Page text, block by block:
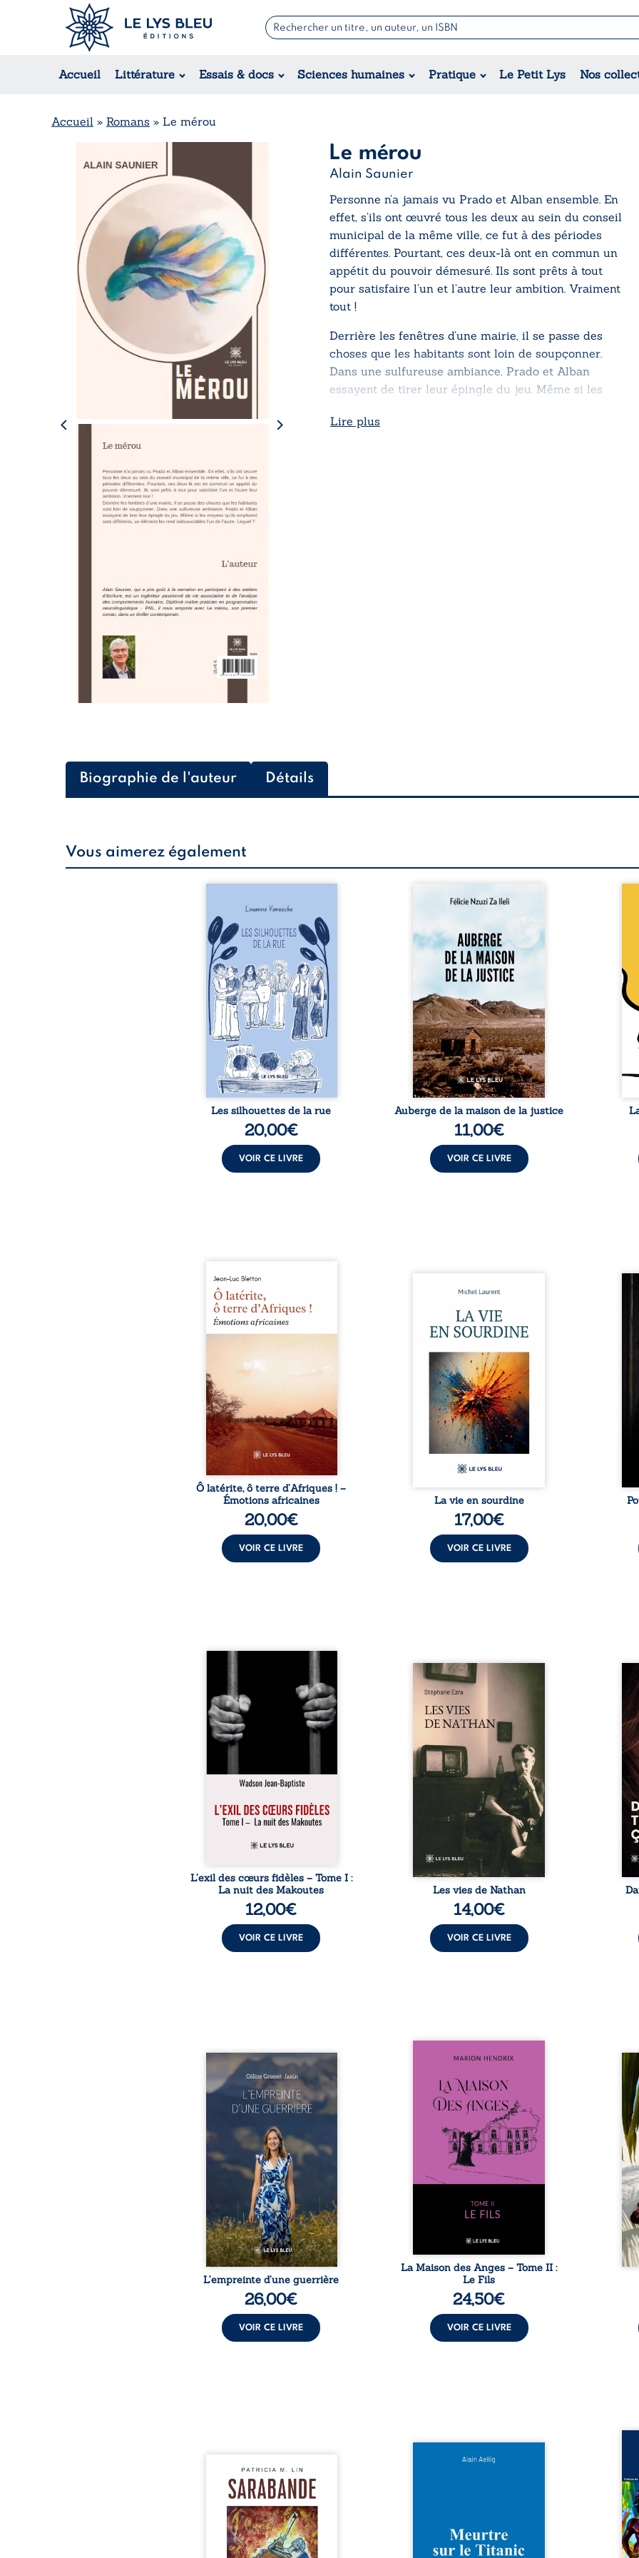
Accueil Littérature Essais & docs Sciences humaines Pratique Le Petit Lys Nos
Romans
Suspense / Thriller / Policier
Romance
Jeunesse
Théâtre
Accueil » Romans » Le mérou
Le mérou
Alain Saunier
Personne n’a jamais vu Prado et Alban ensemble. En
effet, s’ils ont œuvré tous les deux au sein du conseil
municipal de la même ville, ce fut à des périodes
différentes. Pourtant, ces deux-là ont en commun un
appétit du pouvoir démesuré. Ils sont prêts à tout
pour satisfaire l’un et l’autre leur ambition. Vraiment
tout !
Derrière les fenêtres d’une mairie, il se passe des
choses que les habitants sont loin de soupçonner.
Dans une sulfureuse ambiance, Prado et Alban
essayent de tirer leur épingle du jeu. Même si les
les rend indissociables l’un de l’autre. Lequel ?
Lire plus
Biographie de l'auteur Détails
Vous aimerez également
donne la parole à six
personnages ordinaires,
traversés par des pensées, des
émotions et des silences qui
pourraient appartenir à
chacun de nous. À travers
leurs parcours, ce roman invite
à porter un regard différent
sur celles et ceux qui nous
entourent, à deviner ce qui se
cache derrière les apparences
et à s’ouvrir au fourmillement
sensible de notre ...
Les silhouettes de la rue
20,00€
VOIR CE LIVRE
Auberge de la maison de la
parcours exemplaire de Mbala
Zi Nkuaku Lema Félix.
Magistrat intègre, fervent
défenseur des droits humains
et de l’indépendance
judiciaire, il voit sa carrière de
trente-quatre ans brutalement
brisée par une révocation
arbitraire en 2009, plongeant
sa vie dans un chaos matériel
et moral. À ...
Auberge de la maison de la justice
11,00€
VOIR CE LIVRE
le
Ô latérite, ô terre d’Afriques !
est un hommage poétique et
authentique aux paysages, aux
rencontres et aux émotions
brutes d’un continent en
reconstruction, entre
souvenirs intimes – la pluie à
Namoungou, le baobab de
Zagtouli – aux portraits
marquants – Thomas Sankara,
Hamadoun Dicko, le Vieux
Biokou – l’auteur partage des
instantanés ...
Ô latérite, ô terre d’Afriques ! –
Émotions africaines
20,00€
VOIR CE LIVRE
Nina et Pierre se sont
presque par hasard, et se sont
aimés simplement, persuadés
que la présence de l’autre
suffirait. Ils mènent une
existence modeste, rythmée
par le travail, la fatigue et les
silences. La mort de la mère de
Nina, chez qui ils vivent,
fragilise un équilibre déjà
précaire. Puis vient la
naissance de leur enfant, et le
basculement. ...
La vie en sourdine
17,00€
VOIR CE LIVRE
la
ont
la
« Une nuit suffit parfois pour
briser une famille… mais
certaines fidélités traversent
les années. » Haïti, sous la
dictature des Duvalier. La peur
s’étend jusque dans les
villages les plus reculés. À
Bainet, Jean-Joël Joli mène une
existence paisible avec sa
famille. Chef de section
respecté, il refuse pourtant de
fermer les yeux sur l’injustice.
Mais, dans un ...
L’exil des cœurs fidèles – Tome I :
La nuit des Makoutes
12,00€
VOIR CE LIVRE
Les vies de Nathan est un
recueil de poésie né en trois
la première fois, Stéphane Ezra,
médium, a pu communiquer
avec son père, disparu depuis
plus de vingt ans et qu’il n’a
jamais connu. De ce dialogue
par-delà la mort naissent des
poèmes qui retracent une vie
marquée par la Seconde
Guerre mondiale, une identité
juive brisée, la guerre ...
Les vies de Nathan
14,00€
VOIR CE LIVRE
À
ce
Que reste-t-il de l’enfance
lorsque la maladie impose ses
propres règles ? L’empreinte
d’une guerrière livre, sans
détour, le récit d’un quotidien
bouleversé par la maladie
chronique, l’errance médicale
et de longues hospitalisations.
L’auteure y raconte ce que les
dossiers médicaux taisent : la
peur, l’isolement, l’épuisement
et le sentiment de ne pas ...
L’empreinte d’une guerrière
26,00€
VOIR CE LIVRE
Nous sommes en 1979, soit 15
patriarche Anatole-Eustache.
La famille devra affronter non
seulement un inconnu qui rôde
autour du domaine et dont
Firmin, le fidèle majordome,
redoute les visites, le passé
encombrant d’Anatole-
Eustache, la malédiction
familiale, mais aussi la toute-
puissance de Gauthier. Mais
comment dompter cet enfant
avant qu’il ...
La Maison des Anges – Tome II :
Le Fils
24,50€
VOIR CE LIVRE
Au
eux,
Aux chants crépitants de l’été,
Sous le silence ouaté de la
neige en hiver, Au cours de
nuits pâles, Dans la clarté
bienveillante de la lune, Rêves,
pensées, révoltes et espoirs…
Des mots s’assemblent, colorés,
rebelles aux règles de la
Et si le naufrage n’avait pas
les profondeurs de l’Atlantique.
Sept décennies plus tard, la
découverte de l’épave fait
La
de